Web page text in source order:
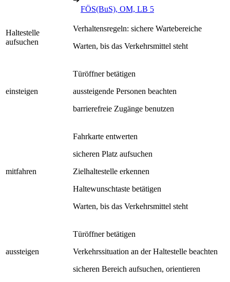
FÖS(BuS), OM, LB 5
Haltestelle
aufsuchen
Verhaltensregeln: sichere Wartebereiche
Warten, bis das Verkehrsmittel steht
einsteigen
Türöffner betätigen
aussteigende Personen beachten
barrierefreie Zugänge benutzen
mitfahren
Fahrkarte entwerten
sicheren Platz aufsuchen
Zielhaltestelle erkennen
Haltewunschtaste betätigen
Warten, bis das Verkehrsmittel steht
aussteigen
Türöffner betätigen
Verkehrssituation an der Haltestelle beachten
sicheren Bereich aufsuchen, orientieren